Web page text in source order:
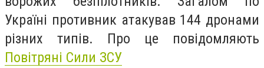
Україні противник атакував 144 дронами
різних типів. Про це повідомляють
Повітряні Сили ЗСУ